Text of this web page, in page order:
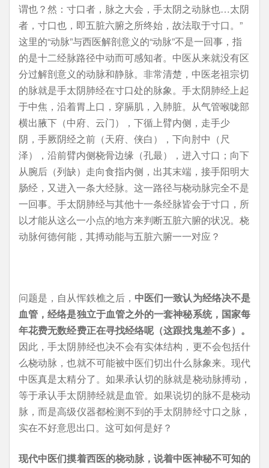
谓也？然：寸口者，脉之大会，手太阴之动脉也…太阴
者，寸口也，即五脏六腑之所终始，故法取于寸口。”
这里的“动脉”与西医解剖意义的“动脉”不是一回事，指
的是十二经脉路径中动而可感知者。中医从来就没有区
分过解剖意义的动脉和静脉。非常清楚，中医老祖宗切
的脉就是手太阴肺经在寸口处的脉象。手太阴肺经上起
于中焦，沿着胃上口，穿膈肌，入肺脏。从气管喉咙部
横出腋下（中府、云门），下循上臂内侧，走手少
阴，手厥阴经之前（天府、侠白），下向肘中（尺
泽），沿前臂内侧桡骨边缘（孔最），进入寸口；向下
从腕后（列缺）走向食指内侧，出其末端，接手阳明大
肠经，又进入一条大经脉。这一路径与桡动脉完全不是
一回事。手太阴肺经与其他十一条经脉皆会于寸口，所
以才能从这么一小点的地方来判断五脏六腑的状况。桡
动脉何德何能，其搏动能与五脏六腑一一对应？
问题是，自从恽鉄樵之后， 中医们一致认为经络决不是
血管，经络是独立于血管之外的一套神秘系统，国家每
年花费无数经费正在寻找经络呢（这跟找鬼差不多）。
因此，手太阴肺经也决不会有实体结构，更不会包括什
么桡动脉，也就不可能被中医们切出什么脉象来。现代
中医真是太精分了。如果承认切的脉就是桡动脉搏动，
等于承认手太阴肺经就是血管。如果说切的脉不是桡动
脉，而是高级仪器都检测不到的手太阴肺经寸口之脉，
实在不好意思出口。这可如何是好？
现代中医们摸着西医的桡动脉，说着中医神秘不可知的